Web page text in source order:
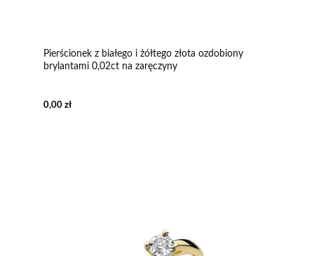
Pierścionek z białego i żółtego złota ozdobiony
brylantami 0,02ct na zaręczyny
0,00 zł